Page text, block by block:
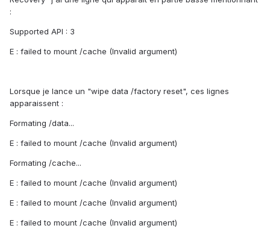
:
Supported API : 3
E : failed to mount /cache (Invalid argument)
Lorsque je lance un "wipe data /factory reset", ces lignes
apparaissent :
Formating /data...
E : failed to mount /cache (Invalid argument)
Formating /cache...
E : failed to mount /cache (Invalid argument)
E : failed to mount /cache (Invalid argument)
E : failed to mount /cache (Invalid argument)